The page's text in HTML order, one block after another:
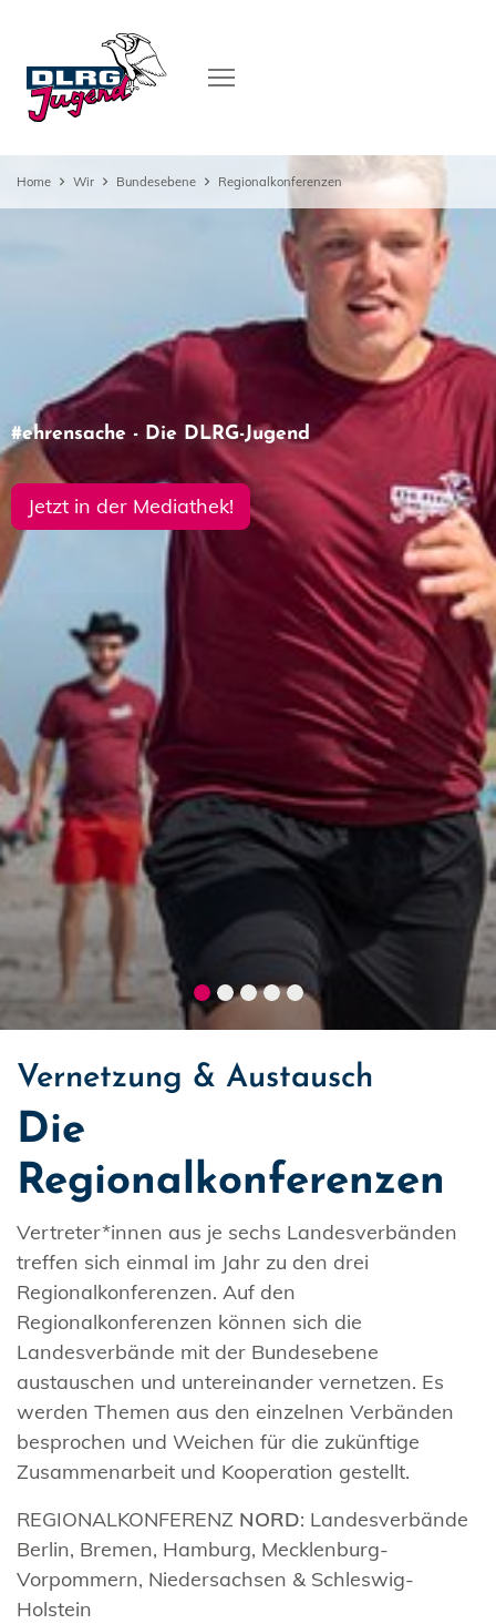
Home Wir Bundesebene Regionalkonferenzen
#ehrensache - Die DLRG-Jugend
Jetzt in der Mediathek!
Vernetzung & Austausch
Die
Regionalkonferenzen
Vertreter*innen aus je sechs Landesverbänden
treffen sich einmal im Jahr zu den drei
Regionalkonferenzen. Auf den
Regionalkonferenzen können sich die
Landesverbände mit der Bundesebene
austauschen und untereinander vernetzen. Es
werden Themen aus den einzelnen Verbänden
besprochen und Weichen für die zukünftige
Zusammenarbeit und Kooperation gestellt.
REGIONALKONFERENZ NORD: Landesverbände
Berlin, Bremen, Hamburg, Mecklenburg-
Vorpommern, Niedersachsen & Schleswig-
Holstein